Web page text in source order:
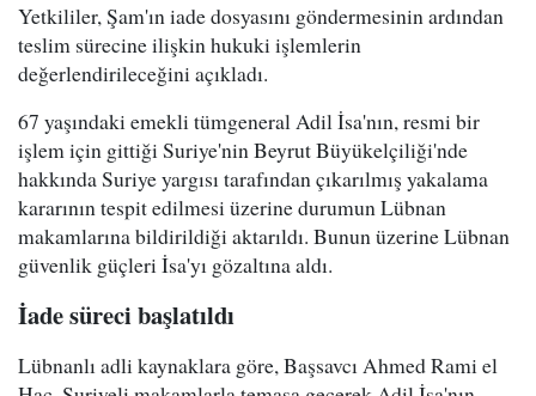
Yetkililer, Şam'ın iade dosyasını göndermesinin ardından
teslim sürecine ilişkin hukuki işlemlerin
değerlendirileceğini açıkladı.
67 yaşındaki emekli tümgeneral Adil İsa'nın, resmi bir
işlem için gittiği Suriye'nin Beyrut Büyükelçiliği'nde
hakkında Suriye yargısı tarafından çıkarılmış yakalama
kararının tespit edilmesi üzerine durumun Lübnan
makamlarına bildirildiği aktarıldı. Bunun üzerine Lübnan
güvenlik güçleri İsa'yı gözaltına aldı.
İade süreci başlatıldı
Lübnanlı adli kaynaklara göre, Başsavcı Ahmed Rami el